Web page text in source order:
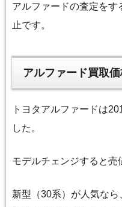
アルファードの査定をす
止です。
アルファード買取
トヨタアルファードは
した。
モデルチェンジすると売
新型（30系）が人気な